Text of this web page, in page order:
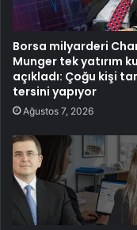
Borsa milyarderi
Munger tek yatırım
açıkladı: Çoğu kişi
tersini yapıyor
Ağustos 7, 2026